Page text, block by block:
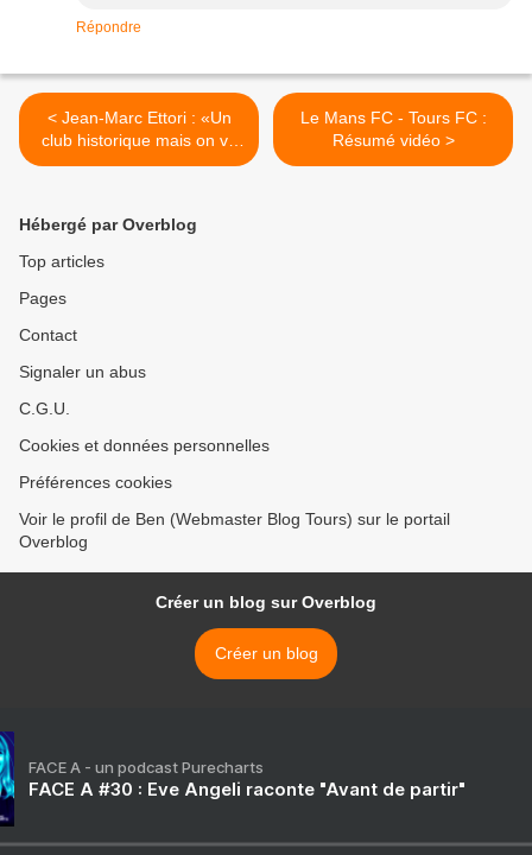
Répondre
< Jean-Marc Ettori : «Un
club historique mais on va
gagner»
Le Mans FC - Tours FC :
Résumé vidéo >
Hébergé par Overblog
Top articles
Pages
Contact
Signaler un abus
C.G.U.
Cookies et données personnelles
Préférences cookies
Voir le profil de Ben (Webmaster Blog Tours) sur le portail
Overblog
Créer un blog sur Overblog
Créer un blog
FACE A - un podcast Purecharts
FACE A #30 : Eve Angeli raconte "Avant de partir"